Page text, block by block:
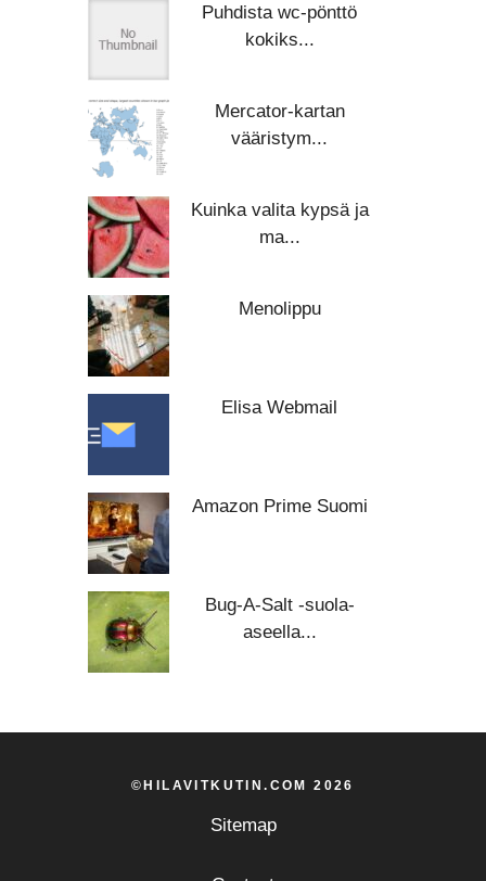
Puhdista wc-pönttö
kokiks...
Mercator-kartan
vääristym...
Kuinka valita kypsä ja
ma...
Menolippu
Elisa Webmail
Amazon Prime Suomi
Bug-A-Salt -suola-
aseella...
©HILAVITKUTIN.COM 2026
Sitemap